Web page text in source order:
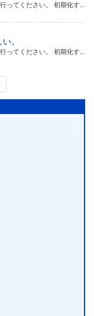
注意事項をご確認のうえ、以下の方法で初期化を行ってください。 初期化すると、それまでに設定した値はすべて消去され、工場出荷状態に戻ります。 機器に設定した@nifty IDやパスワードなどの認証情報もすべて消去されます。 […]
。
注意事項をご確認のうえ、以下の方法で初期化を行ってください。 初期化すると、それまでに設定した値はすべて消去され、工場出荷状態に戻ります。 機器に設定した@nifty IDやパスワードなどの認証情報もすべて消去されます。 […]